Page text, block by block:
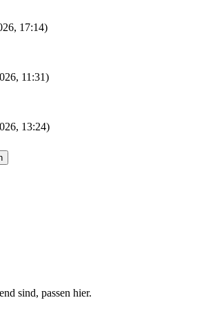
17:14)
11:31)
13:24)
sind, passen hier.